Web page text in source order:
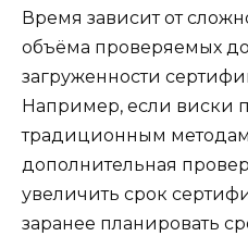
Время зависит от
объёма проверяемых
загруженности
Например, если виски
традиционным методам
дополнительная
увеличить срок
заранее планировать